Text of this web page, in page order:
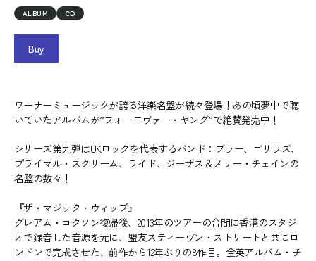
ALBUM CD
Buy
ワーナーミュージックが誇る洋楽名盤が続々登場！あの頃夢中で聴
いていたアルバムが”フォーエヴァー・ヤング”で絶賛発売中！
シリーズ第九弾はUKロックを代表するバンド：ブラー、ゴリラズ、
プライマル・スクリーム、ライド、ジーザス＆メリー・チェインの
名盤の数々！
『ザ・マジック・ウィップ』
グレアム・コクソン復帰後、2013年のツアーの合間に香港のスタジ
オで録音した音源を元に、盟友スティーヴン・ストリートと共にロ
ンドンで完成させた、前作から12年ぶりの8作目。全英アルバム・チ